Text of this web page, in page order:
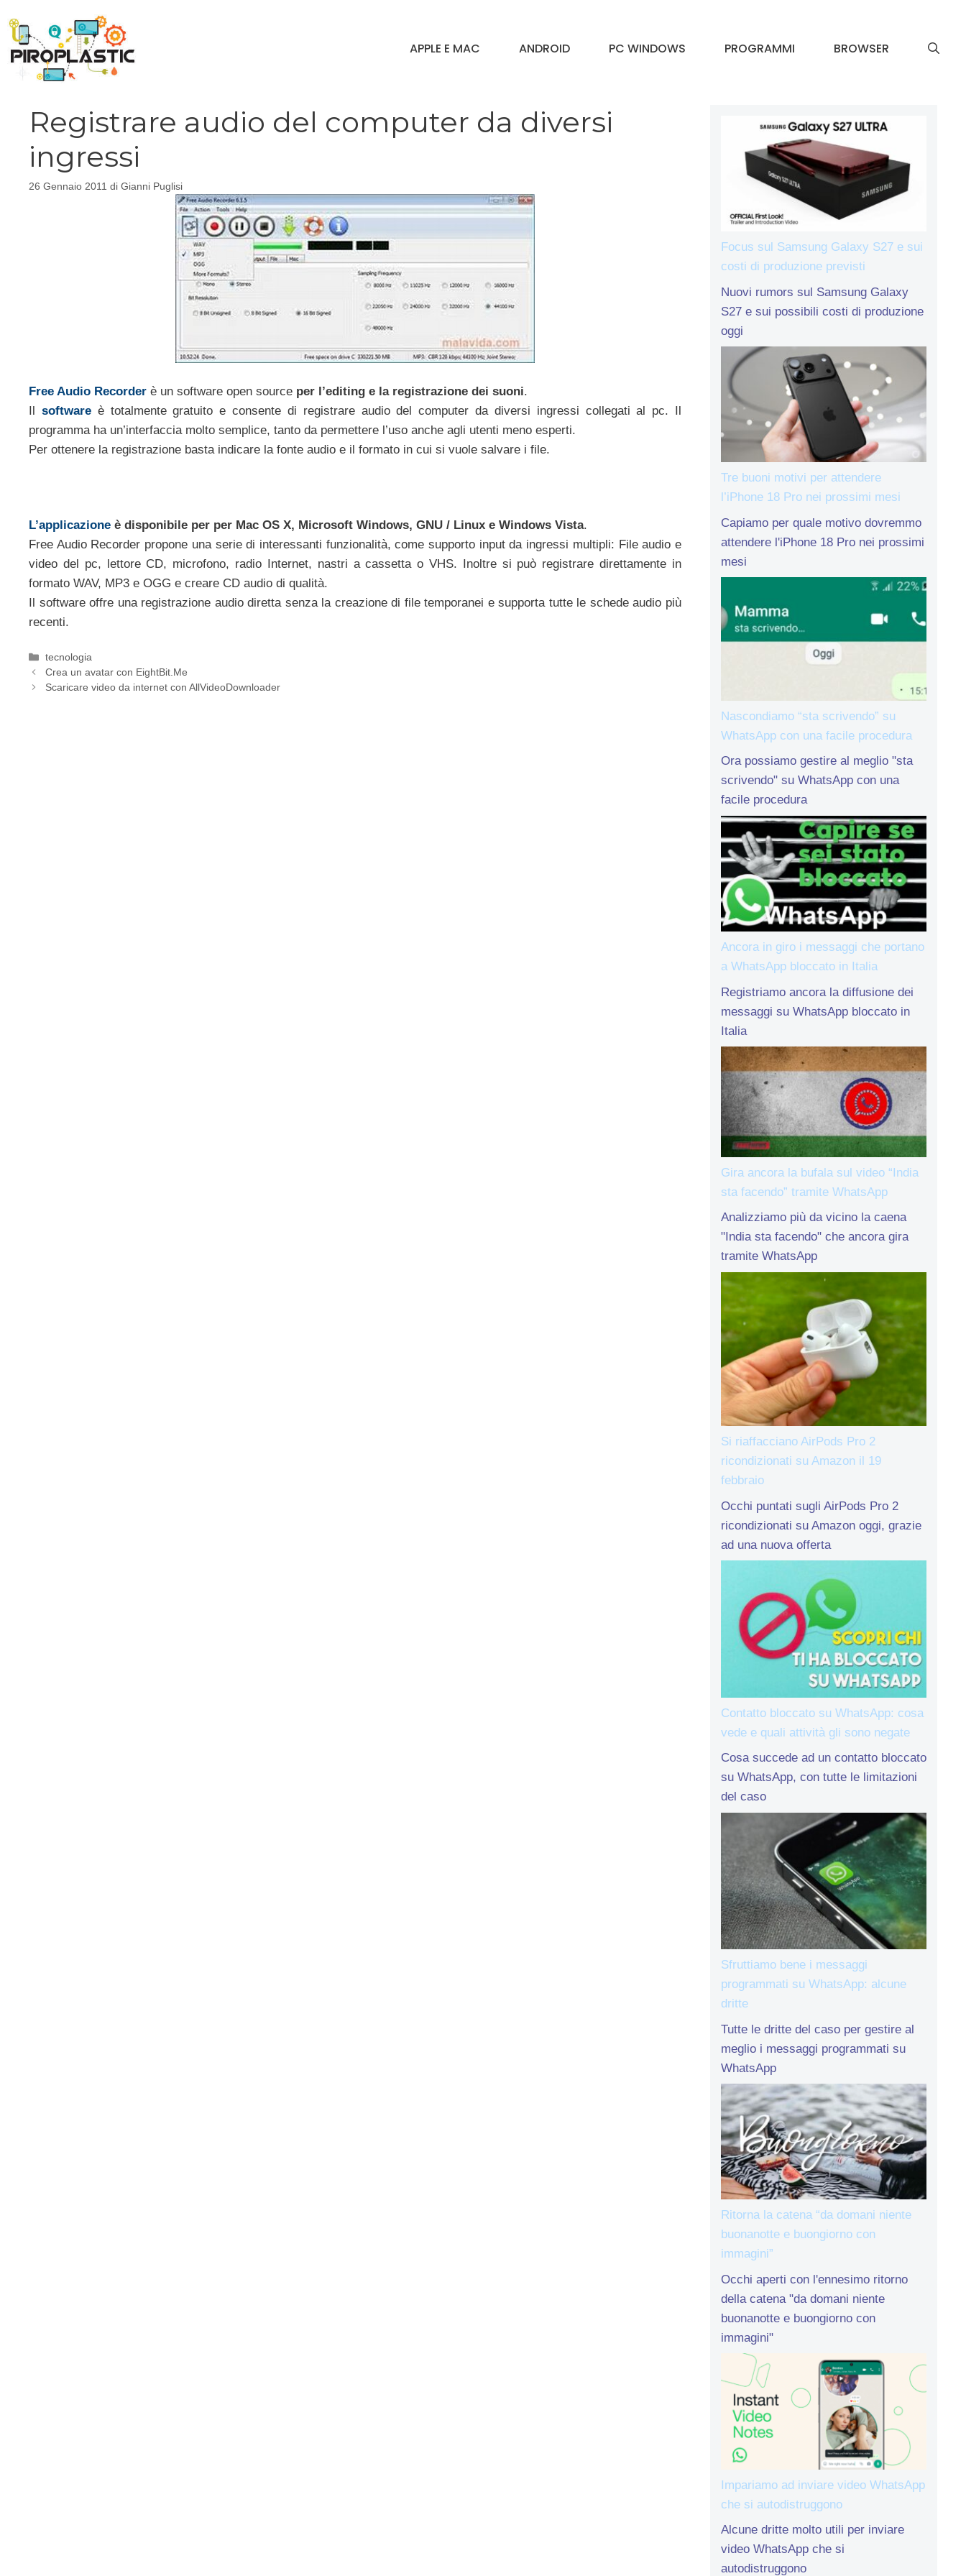
contenuto
APPLE E MAC ANDROID PC WINDOWS PROGRAMMI BROWSER
Registrare audio del computer da diversi
ingressi
26 Gennaio 2011 di Gianni Puglisi
Free Audio Recorder è un software open source per l’editing e la registrazione dei suoni.
Il softwareè totalmente gratuito e consente di registrare audio del computer da diversi ingressi collegati al pc. Il
programma ha un’interfaccia molto semplice, tanto da permettere l’uso anche agli utenti meno esperti.
Per ottenere la registrazione basta indicare la fonte audio e il formato in cui si vuole salvare i file.
L’applicazione è disponibile per per Mac OS X, Microsoft Windows, GNU / Linux e Windows Vista.
Free Audio Recorder propone una serie di interessanti funzionalità, come supporto input da ingressi multipli: File audio e
video del pc, lettore CD, microfono, radio Internet, nastri a cassetta o VHS. Inoltre si può registrare direttamente in
formato WAV, MP3 e OGG e creare CD audio di qualità.
Il software offre una registrazione audio diretta senza la creazione di file temporanei e supporta tutte le schede audio più
recenti.
Categorie
tecnologia
Crea un avatar con EightBit.Me
Scaricare video da internet con AllVideoDownloader
Focus sul Samsung Galaxy S27 e sui
costi di produzione previsti
Nuovi rumors sul Samsung Galaxy
S27 e sui possibili costi di produzione
oggi
Tre buoni motivi per attendere
l’iPhone 18 Pro nei prossimi mesi
Capiamo per quale motivo dovremmo
attendere l'iPhone 18 Pro nei prossimi
mesi
Nascondiamo “sta scrivendo” su
WhatsApp con una facile procedura
Ora possiamo gestire al meglio "sta
scrivendo" su WhatsApp con una
facile procedura
Ancora in giro i messaggi che portano
a WhatsApp bloccato in Italia
Registriamo ancora la diffusione dei
messaggi su WhatsApp bloccato in
Italia
Gira ancora la bufala sul video “India
sta facendo” tramite WhatsApp
Analizziamo più da vicino la caena
"India sta facendo" che ancora gira
tramite WhatsApp
Si riaffacciano AirPods Pro 2
ricondizionati su Amazon il 19
febbraio
Occhi puntati sugli AirPods Pro 2
ricondizionati su Amazon oggi, grazie
ad una nuova offerta
Contatto bloccato su WhatsApp: cosa
vede e quali attività gli sono negate
Cosa succede ad un contatto bloccato
su WhatsApp, con tutte le limitazioni
del caso
Sfruttiamo bene i messaggi
programmati su WhatsApp: alcune
dritte
Tutte le dritte del caso per gestire al
meglio i messaggi programmati su
WhatsApp
Ritorna la catena “da domani niente
buonanotte e buongiorno con
immagini”
Occhi aperti con l'ennesimo ritorno
della catena "da domani niente
buonanotte e buongiorno con
immagini"
Impariamo ad inviare video WhatsApp
che si autodistruggono
Alcune dritte molto utili per inviare
video WhatsApp che si
autodistruggono